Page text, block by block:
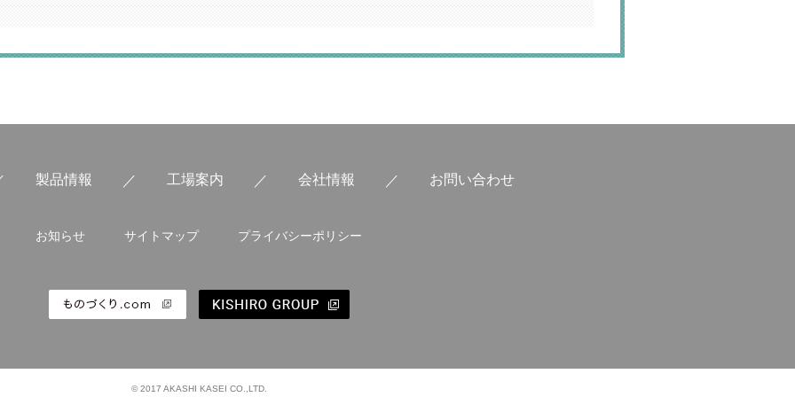
製品情報 工場案内 会社情報 お問い合わせ
お知らせ サイトマップ プライバシーポリシー
ものづくり.com
© 2017 AKASHI KASEI CO.,LTD.